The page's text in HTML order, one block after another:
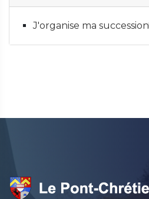
J'organise ma succession